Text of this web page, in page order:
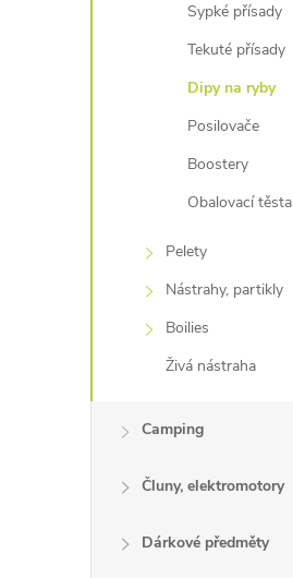
Sypké přísady
Tekuté přísady
Dipy na ryby
Posilovače
Boostery
Obalovací těsta
Pelety
Nástrahy, partikly
Boilies
Živá nástraha
Camping
Čluny, elektromotory
Dárkové předměty